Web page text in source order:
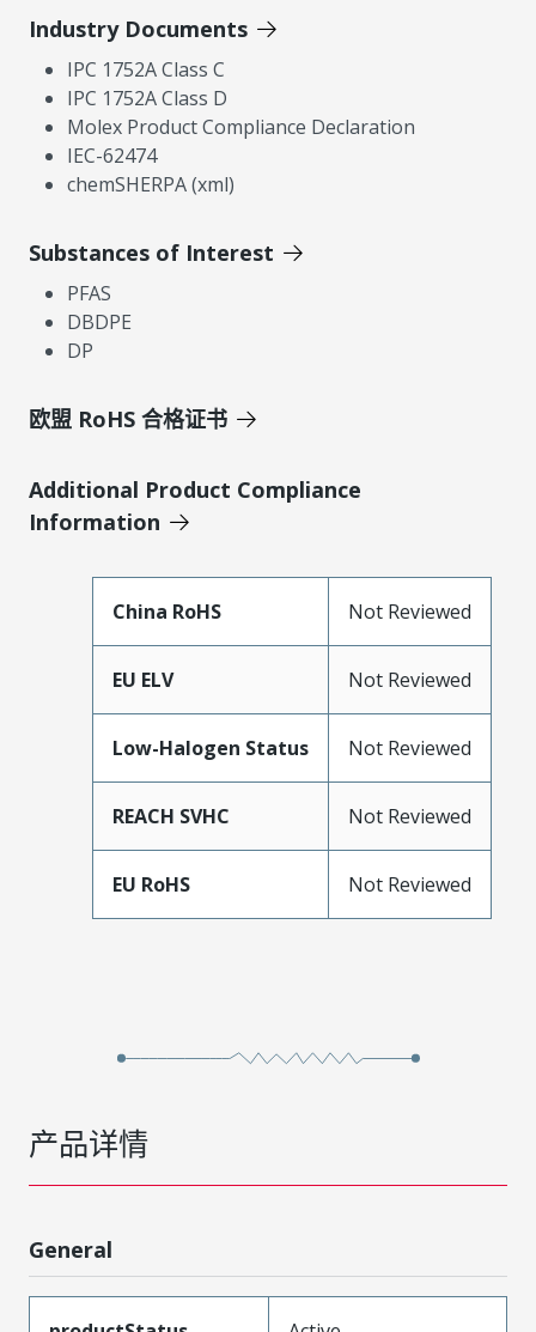
Industry Documents
IPC 1752A Class C
IPC 1752A Class D
Molex Product Compliance Declaration
IEC-62474
chemSHERPA (xml)
Substances of Interest
PFAS
DBDPE
DP
欧盟 RoHS 合格证书
Additional Product Compliance
Information
China RoHS Not Reviewed
EU ELV Not Reviewed
Low-Halogen Status Not Reviewed
REACH SVHC Not Reviewed
EU RoHS Not Reviewed
产品详情
General